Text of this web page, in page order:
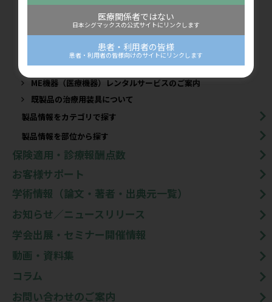
ハイブリッドシーネシリーズ
マックスベルトシリーズ
ニールシリーズ
LIAQUS（リアクス）ポータブル
ME機器（医療機器）レンタルサービスのご案内
既製品の治療用装具について​
製品情報をカテゴリで探す
製品情報を部位から探す
保険適用・診療報酬点数
お客様サポート
学術情報（論文・著者・出典元一覧）
お知らせ／ニュースリリース
学会出展・セミナー開催情報
動画・資料集
コラム
お問い合わせのご案内
医療関係者ではない
日本シグマックスの公式サイトにリンクします
患者・利用者の皆様
患者・利用者の皆様向けのサイトにリンクします